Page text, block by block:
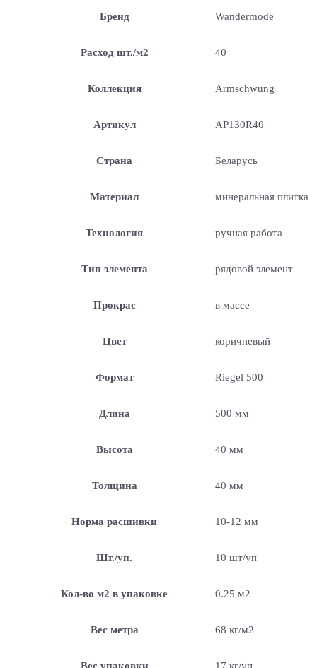
Бренд Wandermode
Расход шт./м2 40
Коллекция Armschwung
Артикул AP130R40
Страна Беларусь
Материал минеральная плитка
Технология ручная работа
Тип элемента рядовой элемент
Прокрас в массе
Цвет коричневый
Формат Riegel 500
Длина 500 мм
Высота 40 мм
Толщина 40 мм
Норма расшивки 10-12 мм
Шт./уп. 10 шт/уп
Кол-во м2 в упаковке 0.25 м2
Вес метра 68 кг/м2
Вес упаковки 17 кг/уп